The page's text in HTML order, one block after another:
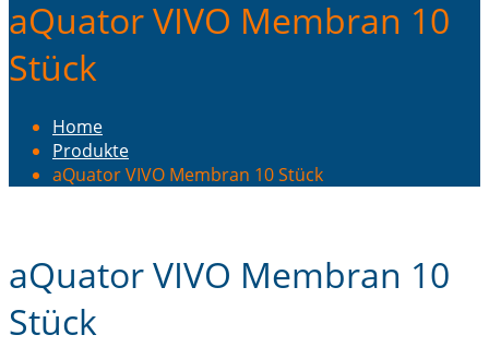
aQuator VIVO Membran 10
Stück
Home
Produkte
aQuator VIVO Membran 10 Stück
aQuator VIVO Membran 10
Stück